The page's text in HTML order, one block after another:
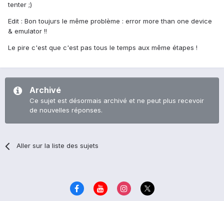
tenter ;)
Edit : Bon toujurs le même problème : error more than one device
& emulator !!
Le pire c'est que c'est pas tous le temps aux même étapes !
Archivé
Ce sujet est désormais archivé et ne peut plus recevoir
de nouvelles réponses.
Aller sur la liste des sujets